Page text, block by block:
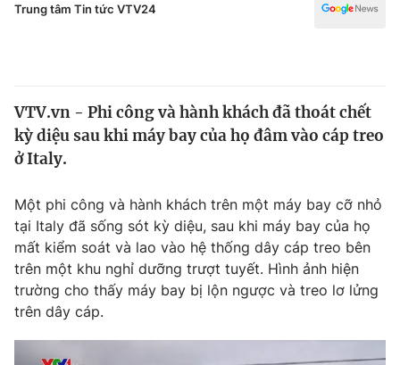
Xã hội
Y tế
Tin tức
Thế giới đó đây
Câu chuyện quốc tế
Kinh tế
Tài chính
Thị trường
Góc doanh nghiệp
Dữ liệu và đời sống
Văn hóa - Giải trí
Giáo dục
Trung tâm Tin tức VTV24
VTV.vn - Phi công và hành khách đã thoát chết
kỳ diệu sau khi máy bay của họ đâm vào cáp treo
ở Italy.
Một phi công và hành khách trên một máy bay cỡ nhỏ
tại Italy đã sống sót kỳ diệu, sau khi máy bay của họ
mất kiểm soát và lao vào hệ thống dây cáp treo bên
trên một khu nghỉ dưỡng trượt tuyết. Hình ảnh hiện
trường cho thấy máy bay bị lộn ngược và treo lơ lửng
trên dây cáp.